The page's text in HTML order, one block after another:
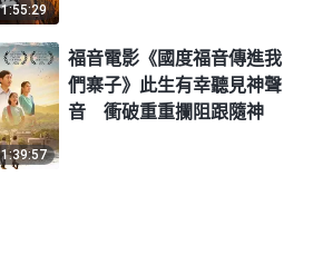
1:55:29
1:39:57
福音電影《國度福音傳進我
們寨子》此生有幸聽見神聲
音 衝破重重攔阻跟隨神